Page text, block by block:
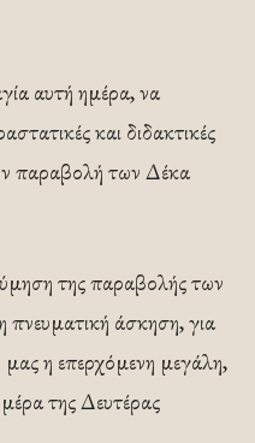
αυτή ημέρα, να
και διδακτικές
παραβολή των Δέκα
της παραβολής των
πνευματική άσκηση, για
η επερχόμενη μεγάλη,
της Δευτέρας